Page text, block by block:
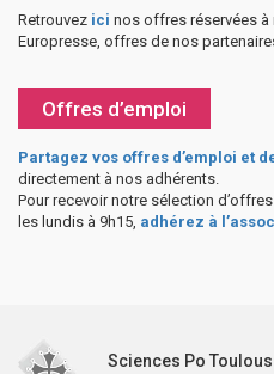
Retrouvez ici nos offres réservées à
Europresse, offres de nos
Offres d’emploi
Partagez vos offres d’emploi et
directement à nos adhérents.
Pour recevoir notre sélection
les lundis à 9h15, adhérez à
Sciences Po